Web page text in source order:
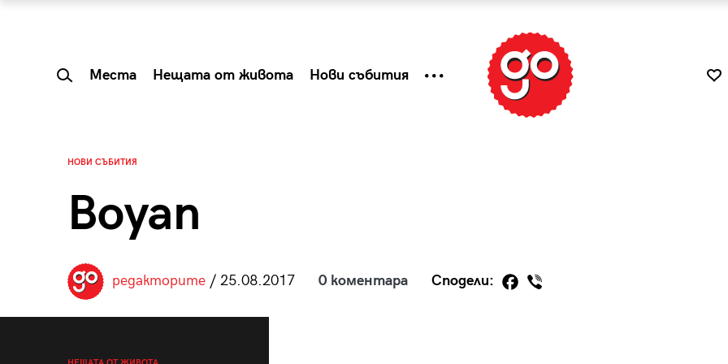
Места Нещата от живота Нови събития
НОВИ СЪБИТИЯ
Boyan
редакторите/ 25.08.2017 0 коментара Сподели: